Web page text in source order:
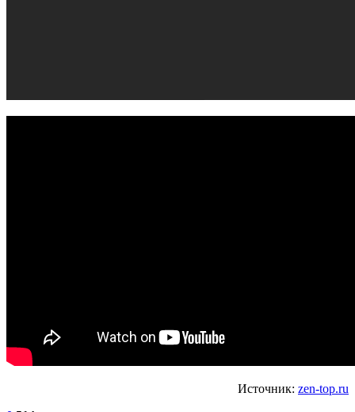
Источник: zen-top.ru